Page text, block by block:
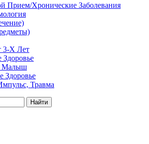
Прием/Хронические Заболевания
3-Х Лет
Здоровье
Малыш
Здоровье
Травма
Найти